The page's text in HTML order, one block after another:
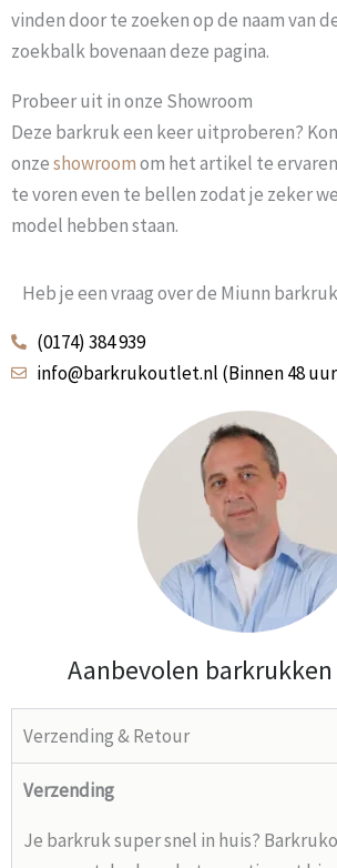
vinden door te zoeken op de naam van
zoekbalk bovenaan deze pagina.
Probeer uit in onze Showroom
Deze barkruk een keer uitproberen?
onzeshowroomom het artikel te
te voren even te bellen zodat je zeker
model hebben staan.
Heb je een vraag over de Miunn
(0174) 384 939
info@barkrukoutlet.nl (Binnen 48
Aanbevolen
Verzending & Retour
Verzending
Je barkruk super snel in huis?